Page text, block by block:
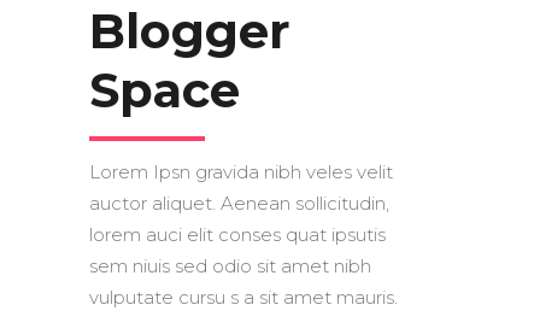
Blogger
Space
Lorem Ipsn gravida nibh veles velit
auctor aliquet. Aenean sollicitudin,
lorem auci elit conses quat ipsutis
sem niuis sed odio sit amet nibh
vulputate cursu s a sit amet mauris.